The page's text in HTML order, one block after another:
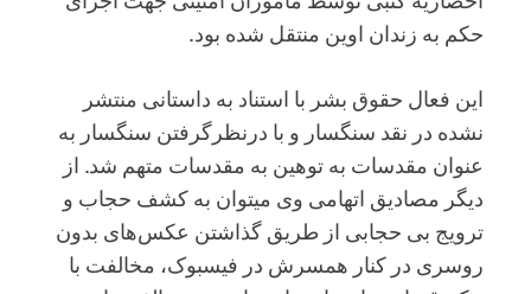
حکم به زندان اوین منتقل شده بود.
این فعال حقوق بشر با استناد به داستانی منتشر
نشده در نقد سنگسار و با درنظرگرفتن سنگسار به
عنوان مقدسات به توهین به مقدسات متهم شد. از
دیگر مصادیق اتهامی وی میتوان به کشف حجاب و
ترویج بی حجابی از طریق گذاشتن عکس‌های بدون
روسری در کنار همسرش در فیسبوک، مخالفت با